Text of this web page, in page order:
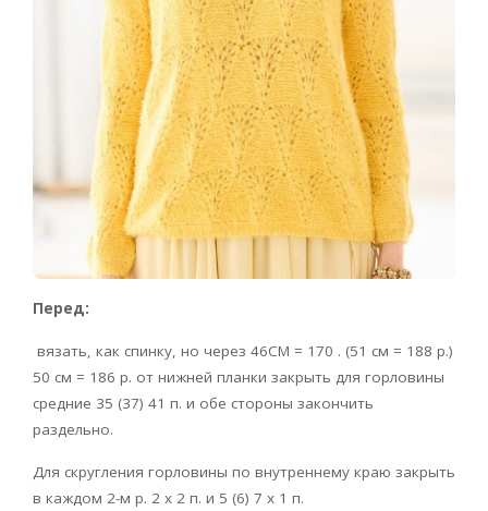
Перед:
вязать, как спинку, но через 46CM = 170 . (51 см = 188 р.)
50 см = 186 р. от нижней планки закрыть для горловины
средние 35 (37) 41 п. и обе стороны закончить
раздельно.
Для скругления горловины по внутреннему краю закрыть
в каждом 2-м р. 2 х 2 п. и 5 (6) 7 х 1 п.